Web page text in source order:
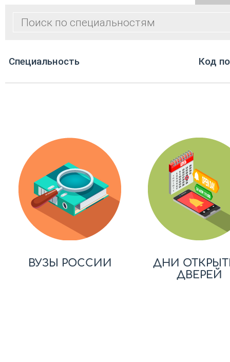
Cпециальность Код
ВУЗЫ РОССИИ
ДНИ
ДВЕРЕЙ